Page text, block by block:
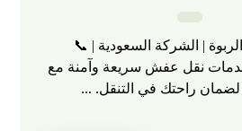
| الشركة السعودية | 📞
توفر خدمات نقل عفش سريعة وآمنة مع
راحتك في التنقل. ...